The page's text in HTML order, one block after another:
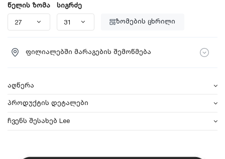
წელის ზომა
სიგრძე
ზომების ცხრილი
ფილიალებში მარაგების შემოწმება
აღწერა
პროდუქტის დეტალები
ჩვენს შესახებ Lee